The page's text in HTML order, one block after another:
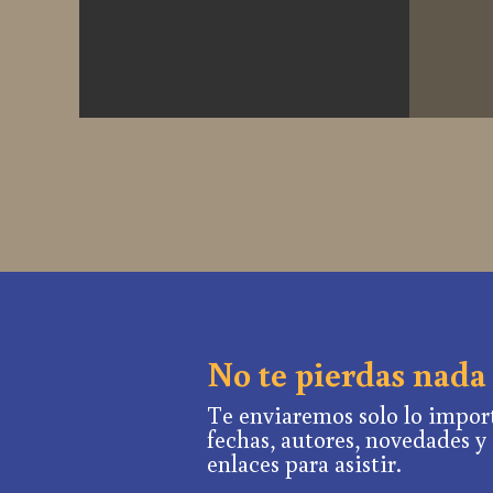
No te pierdas nada
Te enviaremos solo lo
fechas, autores, novedades y
enlaces para asistir.